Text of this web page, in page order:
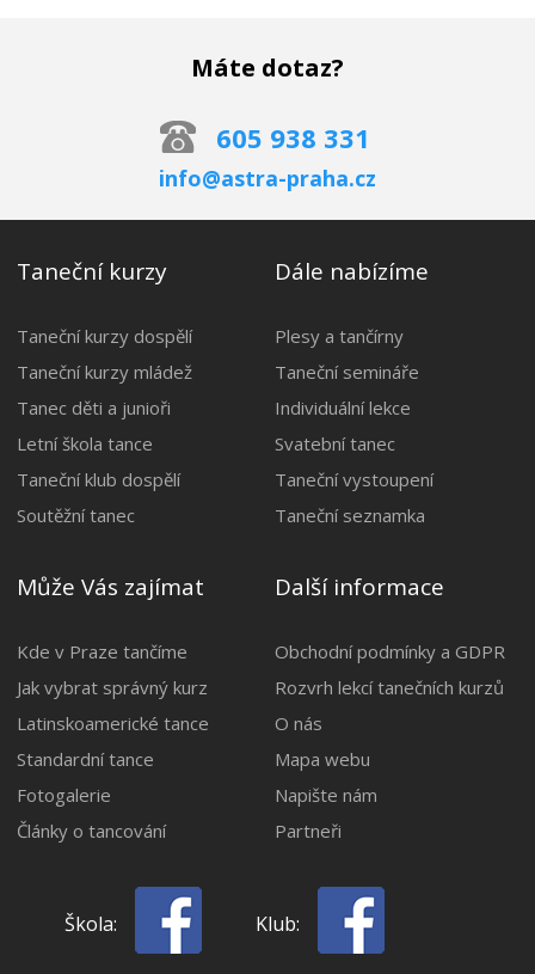
Máte dotaz?
605 938 331
info@astra-praha.cz
Taneční kurzy
Taneční kurzy dospělí
Taneční kurzy mládež
Tanec děti a junioři
Letní škola tance
Taneční klub dospělí
Soutěžní tanec
Dále nabízíme
Plesy a tančírny
Taneční semináře
Individuální lekce
Svatební tanec
Taneční vystoupení
Taneční seznamka
Může Vás zajímat
Kde v Praze tančíme
Jak vybrat správný kurz
Latinskoamerické tance
Standardní tance
Fotogalerie
Články o tancování
Další informace
Obchodní podmínky a GDPR
Rozvrh lekcí tanečních kurzů
O nás
Mapa webu
Napište nám
Partneři
Škola: Klub: